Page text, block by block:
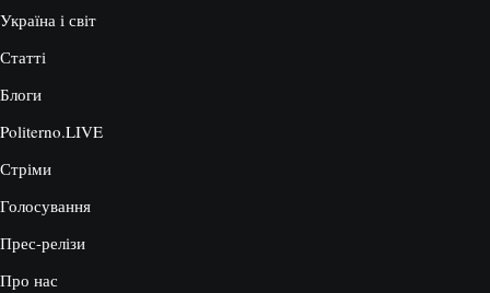
Україна і світ
Статті
Блоги
Politerno.LIVE
Стріми
Голосування
Прес-релізи
Про нас